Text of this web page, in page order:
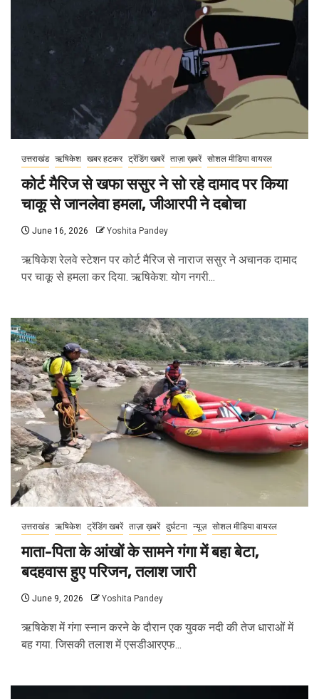
उत्तराखंड ऋषिकेश खबर हटकर ट्रेंडिंग खबरें ताज़ा ख़बरें सोशल मीडिया वायरल
कोर्ट मैरिज से खफा ससुर ने सो रहे दामाद पर किया
चाकू से जानलेवा हमला, जीआरपी ने दबोचा
June 16, 2026 Yoshita Pandey
ऋषिकेश रेलवे स्टेशन पर कोर्ट मैरिज से नाराज ससुर ने अचानक दामाद
पर चाकू से हमला कर दिया. ऋषिकेश: योग नगरी...
उत्तराखंड ऋषिकेश ट्रेंडिंग खबरें ताज़ा ख़बरें दुर्घटना न्यूज़ सोशल मीडिया वायरल
माता-पिता के आंखों के सामने गंगा में बहा बेटा,
बदहवास हुए परिजन, तलाश जारी
June 9, 2026 Yoshita Pandey
ऋषिकेश में गंगा स्नान करने के दौरान एक युवक नदी की तेज धाराओं में
बह गया. जिसकी तलाश में एसडीआरएफ...